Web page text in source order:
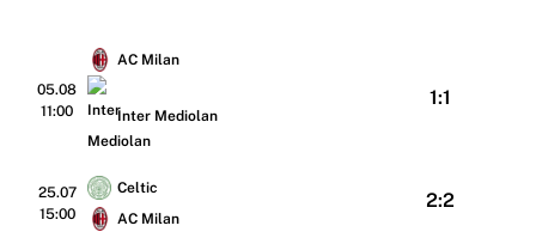
05.08
11:00
AC Milan
Inter Mediolan
1:1
25.07
15:00
Celtic
AC Milan
2:2